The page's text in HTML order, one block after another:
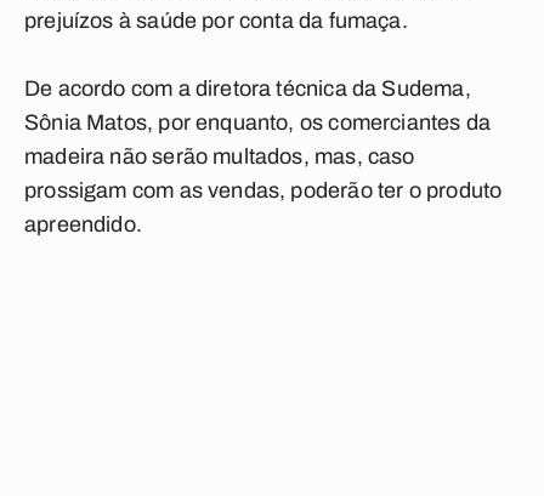
prejuízos à saúde por conta da fumaça.
De acordo com a diretora técnica da Sudema,
Sônia Matos, por enquanto, os comerciantes da
madeira não serão multados, mas, caso
prossigam com as vendas, poderão ter o produto
apreendido.